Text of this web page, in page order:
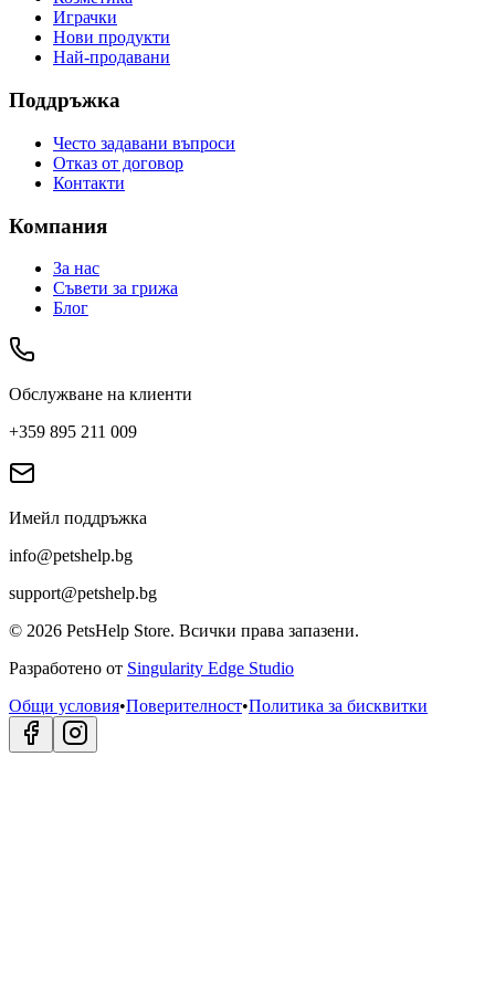
Играчки
Нови продукти
Най-продавани
Поддръжка
Често задавани въпроси
Отказ от договор
Контакти
Компания
За нас
Съвети за грижа
Блог
Обслужване на клиенти
+359 895 211 009
Имейл поддръжка
info@petshelp.bg
support@petshelp.bg
© 2026 PetsHelp Store. Всички права запазени.
Разработено от Singularity Edge Studio
Общи условия•Поверителност•Политика за бисквитки